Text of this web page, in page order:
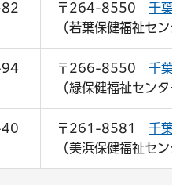
〒264-8550
千葉
（若葉保健福祉セ
〒266-8550
千葉
（緑保健福祉セン
〒261-8581
千葉
（美浜保健福祉セ